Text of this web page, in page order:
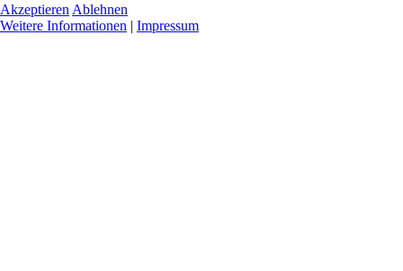
Akzeptieren Ablehnen
Weitere Informationen | Impressum